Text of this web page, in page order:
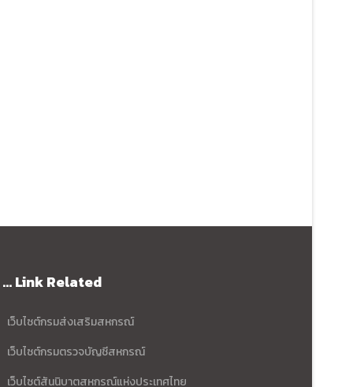
... Link Related
เว็บไซต์กรมส่งเสริมสหกรณ์
เว็บไซต์กรมตรวจบัญชีสหกรณ์
เว็บไซต์สันนิบาตสหกรณ์แห่งประเทศไทย